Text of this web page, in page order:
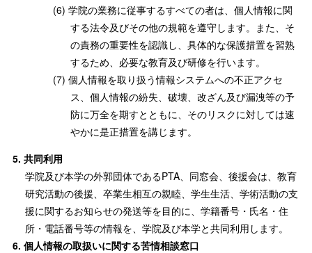
学院の業務に従事するすべての者は、個人情報に関
する法令及びその他の規範を遵守します。また、そ
の責務の重要性を認識し、具体的な保護措置を習熟
するため、必要な教育及び研修を行います。
個人情報を取り扱う情報システムへの不正アクセ
ス、個人情報の紛失、破壊、改ざん及び漏洩等の予
防に万全を期すとともに、そのリスクに対しては速
やかに是正措置を講じます。
共同利用
学院及び本学の外郭団体であるPTA、同窓会、後援会は、教育
研究活動の後援、卒業生相互の親睦、学生生活、学術活動の支
援に関するお知らせの発送等を目的に、学籍番号・氏名・住
所・電話番号等の情報を、学院及び本学と共同利用します。
個人情報の取扱いに関する苦情相談窓口